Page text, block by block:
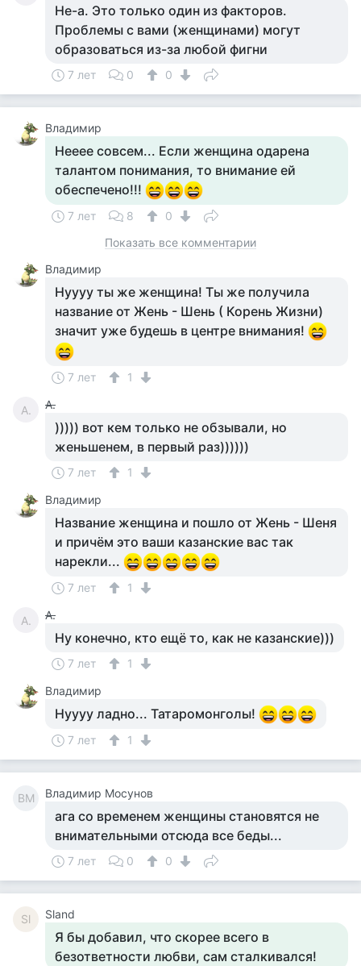
Не-а. Это только один из факторов.
Проблемы с вами (женщинами) могут
образоваться из-за любой фигни
7 лет 0 0
Владимир
Нееее совсем... Если женщина одарена
талантом понимания, то внимание ей
обеспечено!!!
7 лет 8
0
Показать все комментарии
Владимир
Нуууу ты же женщина! Ты же получила
название от Жень - Шень ( Корень Жизни)
значит уже будешь в центре внимания!
7 лет 1
А. А.
))))) вот кем только не обзывали, но
женьшенем, в первый раз))))))
7 лет
1
Владимир
Название женщина и пошло от Жень - Шеня
и причём это ваши казанские вас так
нарекли...
7 лет 1
А. А.
Ну конечно, кто ещё то, как не казанские)))
7 лет
1
Владимир
Нуууу ладно... Татаромонголы!
7 лет 1
ВМ Владимир Мосунов
ага со временем женщины становятся не
внимательными отсюда все беды...
7 лет 0 0
Sl Sland
Я бы добавил, что скорее всего в
безответности любви, сам сталкивался!